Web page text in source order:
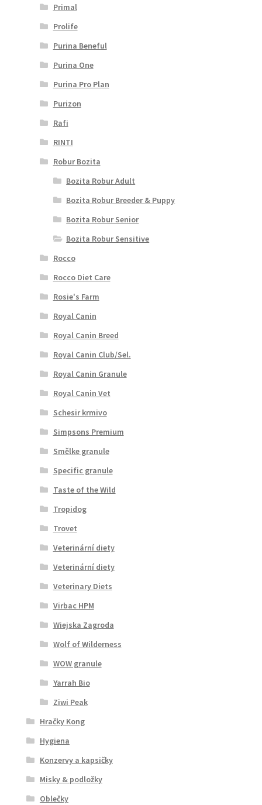
Primal
Prolife
Purina Beneful
Purina One
Purina Pro Plan
Purizon
Rafi
RINTI
Robur Bozita
Bozita Robur Adult
Bozita Robur Breeder & Puppy
Bozita Robur Senior
Bozita Robur Sensitive
Rocco
Rocco Diet Care
Rosie's Farm
Royal Canin
Royal Canin Breed
Royal Canin Club/Sel.
Royal Canin Granule
Royal Canin Vet
Schesir krmivo
Simpsons Premium
Smělke granule
Specific granule
Taste of the Wild
Tropidog
Trovet
Veterinární diety
Veterinární diety
Veterinary Diets
Virbac HPM
Wiejska Zagroda
Wolf of Wilderness
WOW granule
Yarrah Bio
Ziwi Peak
Hračky Kong
Hygiena
Konzervy a kapsičky
Misky & podložky
Oblečky